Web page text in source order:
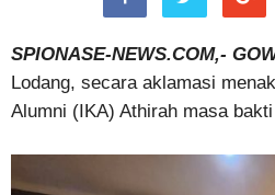
SPIONASE-NEWS.COM,-
Lodang, secara aklamasi
Alumni (IKA) Athirah masa